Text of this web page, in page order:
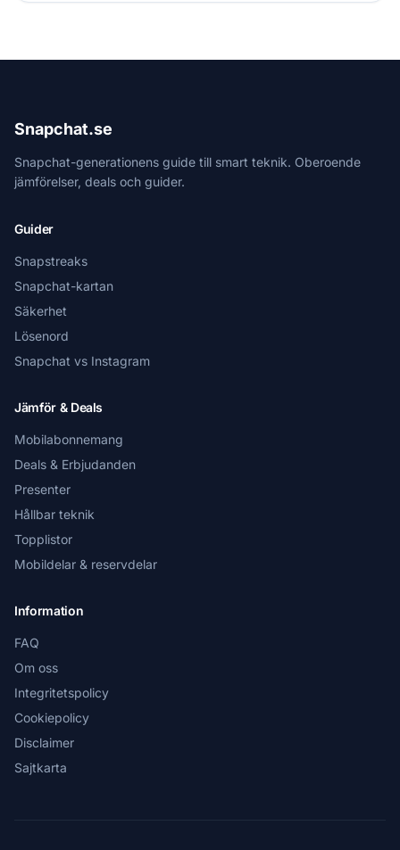
Snapchat.se
Snapchat-generationens guide till smart teknik. Oberoende
jämförelser, deals och guider.
Guider
Snapstreaks
Snapchat-kartan
Säkerhet
Lösenord
Snapchat vs Instagram
Jämför & Deals
Mobilabonnemang
Deals & Erbjudanden
Presenter
Hållbar teknik
Topplistor
Mobildelar & reservdelar
Information
FAQ
Om oss
Integritetspolicy
Cookiepolicy
Disclaimer
Sajtkarta